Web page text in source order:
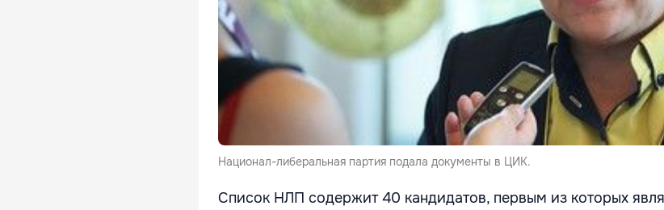
Национал-либеральная партия подала документы в ЦИК.
Список НЛП содержит 40 кандидатов, первым из которых